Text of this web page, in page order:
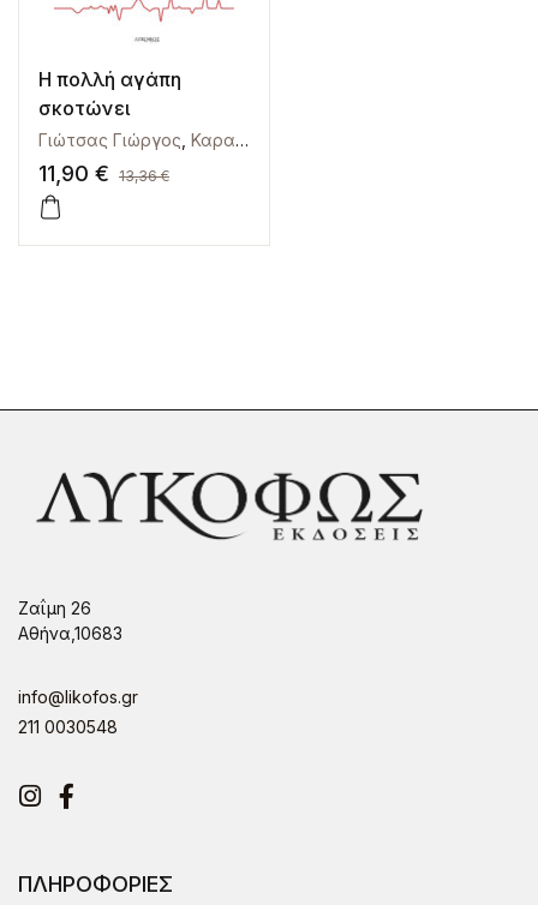
Η πολλή αγάπη
σκοτώνει
Γιώτσας Γιώργος Καραμπακάκη Στέλλα
11,90 € 13,36€
Ζαΐμη 26
Αθήνα,10683
info@likofos.gr
211 0030548
Instagram
Facebook
ΠΛΗΡΟΦΟΡΙΕΣ